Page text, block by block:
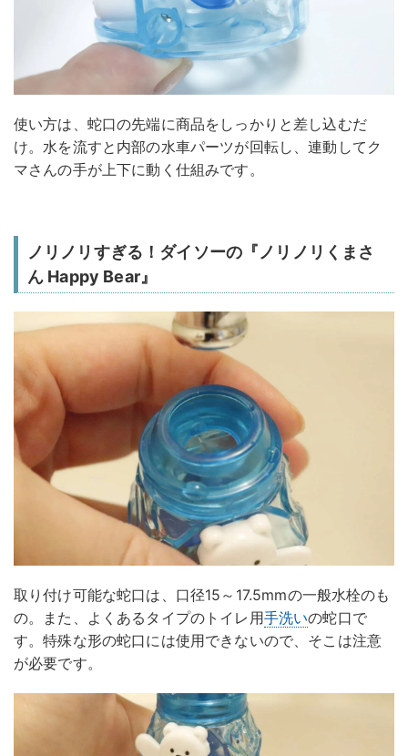
使い方は、蛇口の先端に商品をしっかりと差し込むだ
け。水を流すと内部の水車パーツが回転し、連動してク
マさんの手が上下に動く仕組みです。
ノリノリすぎる！ダイソーの『ノリノリくまさ
ん Happy Bear』
取り付け可能な蛇口は、口径15～17.5mmの一般水栓のも
の。また、よくあるタイプのトイレ用手洗いの蛇口で
す。特殊な形の蛇口には使用できないので、そこは注意
が必要です。